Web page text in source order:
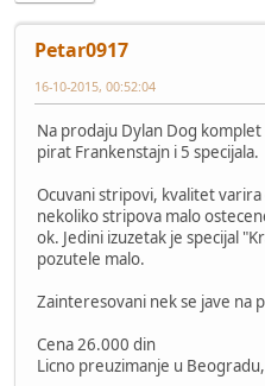
Petar0917
16-10-2015, 00:52:04
Na prodaju Dylan Dog
pirat Frankenstajn i 5 specijala.
Ocuvani stripovi, kvalitet
nekoliko stripova malo
ok. Jedini izuzetak je specijal
pozutele malo.
Zainteresovani nek se jave na
Cena 26.000 din
Licno preuzimanje u